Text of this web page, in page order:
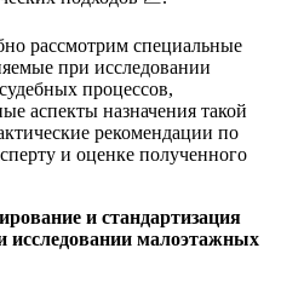
рассмотрим специальные
при исследовании
процессов,
аспекты назначения такой
рекомендации по
и оценке полученного
и стандартизация
исследовании малоэтажных